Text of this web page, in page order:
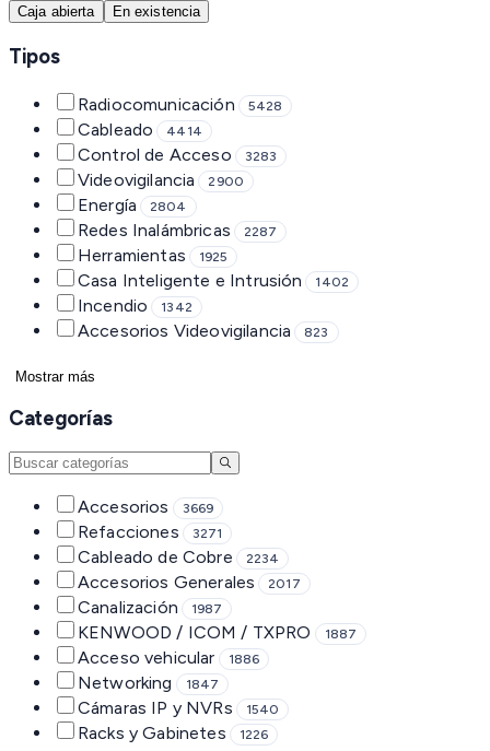
Caja abierta En existencia
Tipos
Radiocomunicación 5428
Cableado 4414
Control de Acceso 3283
Videovigilancia 2900
Energía 2804
Redes Inalámbricas 2287
Herramientas 1925
Casa Inteligente e Intrusión 1402
Incendio 1342
Accesorios Videovigilancia 823
Mostrar más
Categorías
Accesorios 3669
Refacciones 3271
Cableado de Cobre 2234
Accesorios Generales 2017
Canalización 1987
KENWOOD / ICOM / TXPRO 1887
Acceso vehicular 1886
Networking 1847
Cámaras IP y NVRs 1540
Racks y Gabinetes 1226